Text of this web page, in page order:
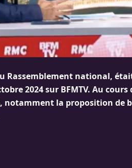
Rassemblement national,
2024 sur BFMTV. Au
notamment la proposition de